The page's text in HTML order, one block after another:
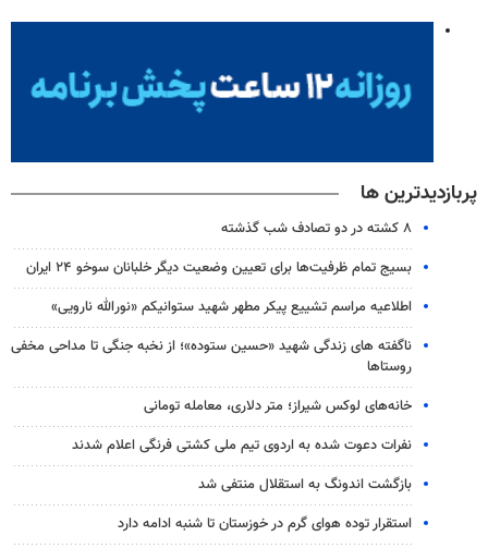
پربازدیدترین ها
۸ کشته در دو تصادف شب گذشته
بسیج تمام ظرفیت‌ها برای تعیین وضعیت دیگر خلبانان سوخو ۲۴ ایران
اطلاعیه مراسم تشییع پیکر مطهر شهید ستوانیکم «نورالله نارویی»
ناگفته های زندگی شهید «حسین ستوده»؛ از نخبه جنگی تا مداحی مخفی
روستاها
خانه‌های لوکس شیراز؛ متر دلاری، معامله تومانی
نفرات دعوت شده به اردوی تیم ملی کشتی فرنگی اعلام شدند
بازگشت اندونگ به استقلال منتفی شد
استقرار توده هوای گرم در خوزستان تا شنبه ادامه دارد